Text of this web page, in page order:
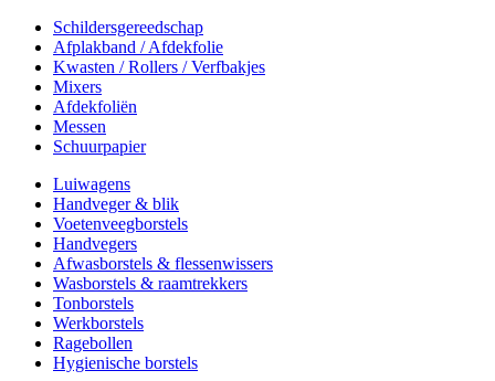
Schildersgereedschap
Afplakband / Afdekfolie
Kwasten / Rollers / Verfbakjes
Mixers
Afdekfoliën
Messen
Schuurpapier
Luiwagens
Handveger & blik
Voetenveegborstels
Handvegers
Afwasborstels & flessenwissers
Wasborstels & raamtrekkers
Tonborstels
Werkborstels
Ragebollen
Hygienische borstels